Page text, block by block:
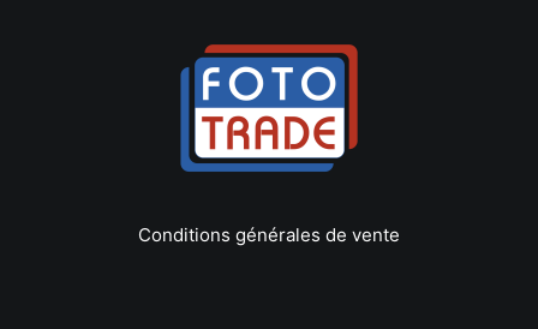
Conditions générales de vente